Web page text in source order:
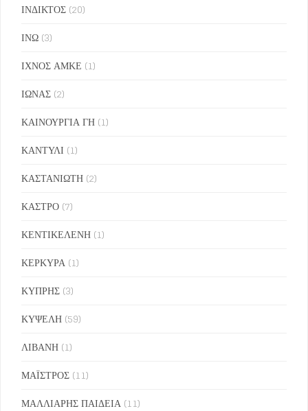
ΙΝΔΙΚΤΟΣ (20)
ΙΝΩ (3)
ΙΧΝΟΣ ΑΜΚΕ (1)
ΙΩΝΑΣ (2)
ΚΑΙΝΟΥΡΓΙΑ ΓΗ (1)
ΚΑΝΤΥΛΙ (1)
ΚΑΣΤΑΝΙΩΤΗ (2)
ΚΑΣΤΡΟ (7)
ΚΕΝΤΙΚΕΛΕΝΗ (1)
ΚΕΡΚΥΡΑ (1)
ΚΥΠΡΗΣ (3)
ΚΥΨΕΛΗ (59)
ΛΙΒΑΝΗ (1)
ΜΑΪΣΤΡΟΣ (11)
ΜΑΛΛΙΑΡΗΣ ΠΑΙΔΕΙΑ (11)